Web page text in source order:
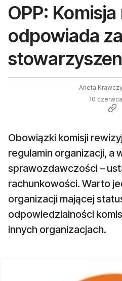
OPP:
odpowiada
Aneta
10
Obowiązki komisji
regulamin organizacji, a
sprawozdawczości –
rachunkowości. Warto
organizacji mającej
odpowiedzialności
innych organizacjach.